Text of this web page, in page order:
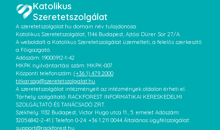
Katolikus
Szeretetszolgálat
A szeretetszolgalat.hu domain név tulajdonosa:
Katolikus Szeretetszolgálat, 1146 Budapest, Ajtósi Dürer Sor 27/A.
A weboldalt a Katolikus Szeretetszolgálat üzemelteti, a felelős szerkesztő
a Főigazgató.
Adószám: 19000912-1-42
MKPK nyilvántartási szám: MKPK-007
Központi telefonszám: (+36 1) 479 2000
titkarsag@szeretetszolgalat.hu
A szeretetszolgálat intézményeit az intézmények oldalon érheti el.
Tárhely szolgáltató: RACKFOREST INFORMATIKAI KERESKEDELMI
SZOLGÁLTATÓ ÉS TANÁCSADÓ ZRT.
Székhely: 1132 Budapest, Victor Hugo utca 11., 5. emelet Adószám:
32056842-2-41 | Telefon 0-24: +36 1 211 0044 Általános ügyfélszolgálat:
support@rackforest.hu